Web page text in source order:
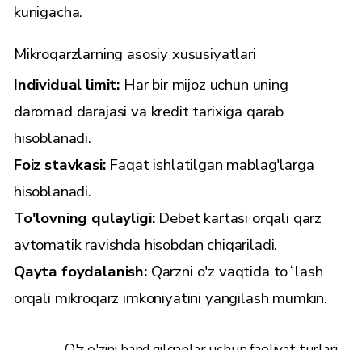
kunigacha.
Mikroqarzlarning asosiy xususiyatlari
Individual limit: Har bir mijoz uchun uning
daromad darajasi va kredit tarixiga qarab
hisoblanadi.
Foiz stavkasi:Faqat ishlatilgan mablag'larga
hisoblanadi.
To'lovning qulayligi: Debet kartasi orqali qarz
avtomatik ravishda hisobdan chiqariladi.
Qayta foydalanish:Qarzni o'z vaqtida toʻlash
orqali mikroqarz imkoniyatini yangilash mumkin.